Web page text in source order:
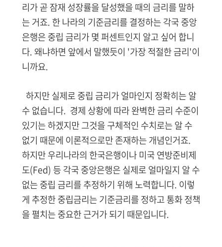
리가 곧 잠재 성장률을 달성했을 때의 금리를 말하
는 거죠. 한 나라의 기준금리를 결정하는 각국 중앙
은행은 중립 금리가 몇 퍼센트인지 알고 싶어 합니
다.왜냐하면 앞에서 말했듯이 '가장 적절한 금리'이
니까요.
하지만 실제로 중립 금리가 얼마인지 정확히는 알
수 없습니다. 경제 상황에 따라 완벽한 금리 수준이
있기는 하겠지만그것을 구체적인 수치로는 알 수
없기 때문에 이론적으로만 존재하는 개념인거죠.
하지만 우리나라의 한국은행이나 미국 연방준비제
도(Fed) 등 각국 중앙은행은 실제로 얼마일지 알 수
없는 중립 금리를 추정하기 위해 노력합니다. 이렇
게 추정한 중립금리는 기준금리를 정하고 통화 정책
을 펼치는 중요한 근거가 되기 때문입니다.